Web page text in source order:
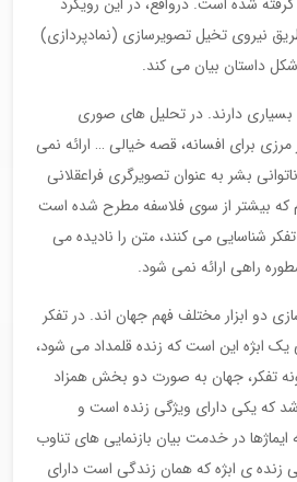
نیروی تخیل تصویرسازی (نمادپردازی)
داستان بیان می کند.
بسیاری دارند. در تحلیل های صوری
برای افسانه، قصه خیالی … ارائه نمی
بشر به عنوان تصویرگری فراعقلانی
که بیشتر از سوی فلاسفه مطرح شده است
شناسایی می کنند، متن را نادیده می
راهی ارائه نمی شود.
دو ابزار مختلف فهم جهان اند. در تفکر
ابژه این است که زنده قلمداد می شود،
تفکر، جهان به صورت دو بخش همزاد
که یکی دارای ویژگی زنده است و
در خدمت بیان بازنمایی های تناوب
زنده ی ابژه که همان زندگی است دارای